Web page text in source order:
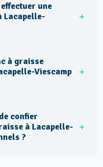
une
Lacapelle-
à graisse
Viescamp
confier
à Lacapelle-
?